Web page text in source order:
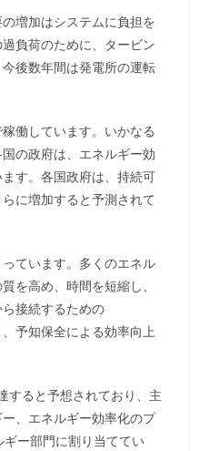
増加はシステムに負担を
負荷のために、タービン
後数年間は発電所の運転
働しています。いかなる
の政府は、エネルギー効
す。各国政府は、持続可
に増加すると予測されて
ています。多くのエネル
を高め、時間を短縮し、
接続するための
予知保全による効率向上
すると予想されており、主
、エネルギー効率化のプ
ー部門に割り当ててい